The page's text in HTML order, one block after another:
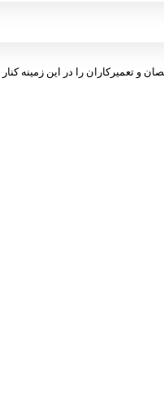
و تعمیرکاران را در این زمینه